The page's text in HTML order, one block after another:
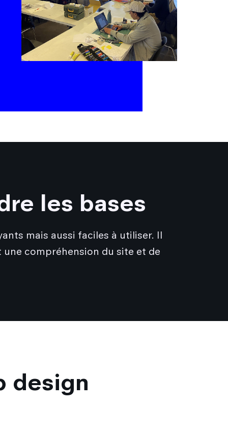
les bases
mais aussi faciles à utiliser. Il
compréhension du site et de
design